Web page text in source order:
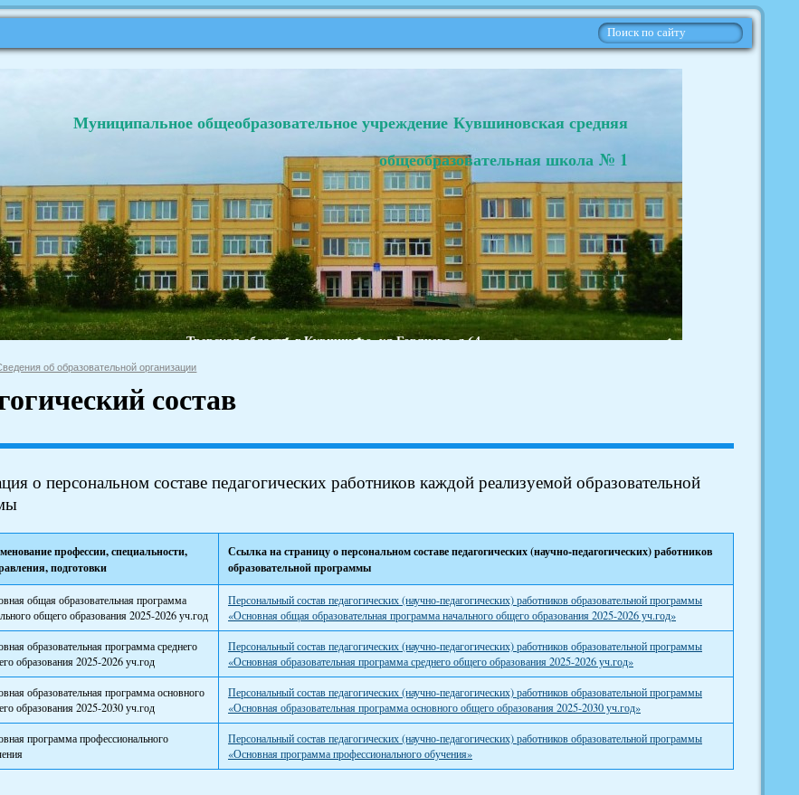
Муниципальное общеобразовательное учреждение Кувшиновская средняя
общеобразовательная школа № 1
Тверская область, г.Кувшиново, ул.Горячева, д.64
об образовательной организации
состав
о персональном составе педагогических работников каждой реализуемой образовательной
профессии, специальности,
подготовки
Ссылка на страницу о персональном составе педагогических (научно-педагогических) работников
образовательной программы
общая образовательная программа
общего образования 2025-2026 уч.год
Персональный состав педагогических (научно-педагогических) работников образовательной программы
«Основная общая образовательная программа начального общего образования 2025-2026 уч.год»
образовательная программа среднего
образования 2025-2026 уч.год
Персональный состав педагогических (научно-педагогических) работников образовательной программы
«Основная образовательная программа среднего общего образования 2025-2026 уч.год»
образовательная программа основного
образования 2025-2030 уч.год
Персональный состав педагогических (научно-педагогических) работников образовательной программы
«Основная образовательная программа основного общего образования 2025-2030 уч.год»
программа профессионального
Персональный состав педагогических (научно-педагогических) работников образовательной программы
«Основная программа профессионального обучения»